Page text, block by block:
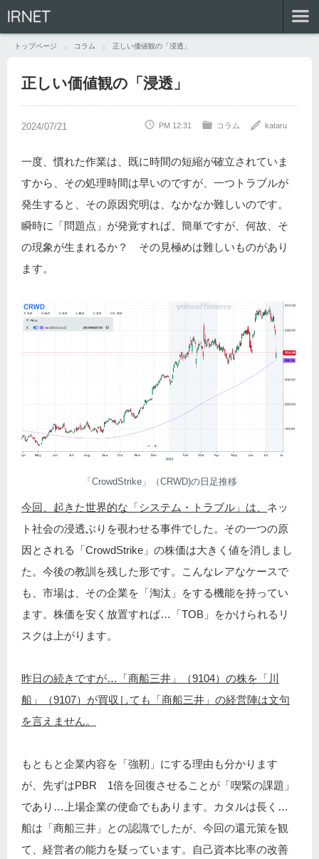
IRNET
トップページ コラム 正しい価値観の「浸透」
正しい価値観の「浸透」
PM 12:31 コラム kataru
一度、慣れた作業は、既に時間の短縮が確立されていま
すから、その処理時間は早いのですが、一つトラブルが
発生すると、その原因究明は、なかなか難しいのです。
瞬時に「問題点」が発覚すれば、簡単ですが、何故、そ
の現象が生まれるか？ その見極めは難しいものがあり
ます。
「CrowdStrike」（CRWD)の日足推移
今回、起きた世界的な「システム・トラブル」は、 ネッ
ト社会の浸透ぶりを覗わせる事件でした。その一つの原
因とされる「CrowdStrike」の株価は大きく値を消しまし
た。今後の教訓を残した形です。こんなレアなケースで
も、市場は、その企業を「淘汰」をする機能を持ってい
ます。株価を安く放置すれば…「TOB」をかけられるリ
スクは上がります。
昨日の続きですが…「商船三井」（9104）の株を「川
船」（9107）が買収しても「商船三井」の経営陣は文句
を言えません。
もともと企業内容を「強靭」にする理由も分かります
が、先ずはPBR 1倍を回復させることが「喫緊の課題」
であり…上場企業の使命でもあります。カタルは長く…
船は「商船三井」との認識でしたが、今回の還元策を観
て、経営者の能力を疑っています。自己資本比率の改善